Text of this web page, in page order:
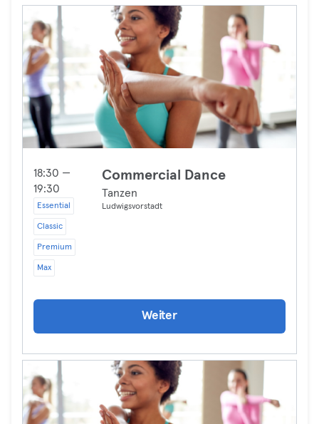
18:30 —
19:30
Essential
Classic
Premium
Max
Commercial Dance
Tanzen
Ludwigsvorstadt
Weiter